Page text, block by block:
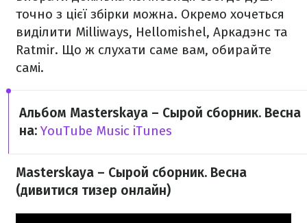
точно з цієї збірки можна. Окремо хочеться
виділити Milliways, Hellomishel, Аркадэнс та
Ratmir. Що ж слухати саме вам, обирайте
самі.
Альбом Masterskaya – Сырой сборник. Весна​
на: YouTube Music iTunes
Masterskaya – Сырой сборник. Весна​
(дивитися тизер онлайн)